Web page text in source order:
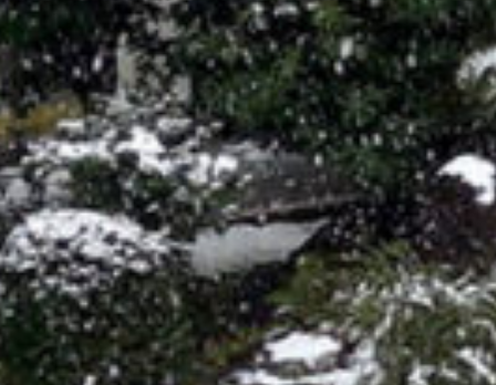
/home/sakurazuka/sakurazuka.ed.jp/public_html/wp-conten
t/themes/sakurazuka_2020/header.php